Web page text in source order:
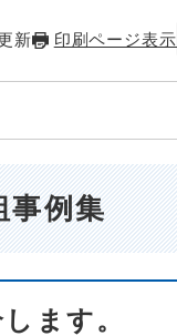
新 印刷ページ表示
事例集
ます。